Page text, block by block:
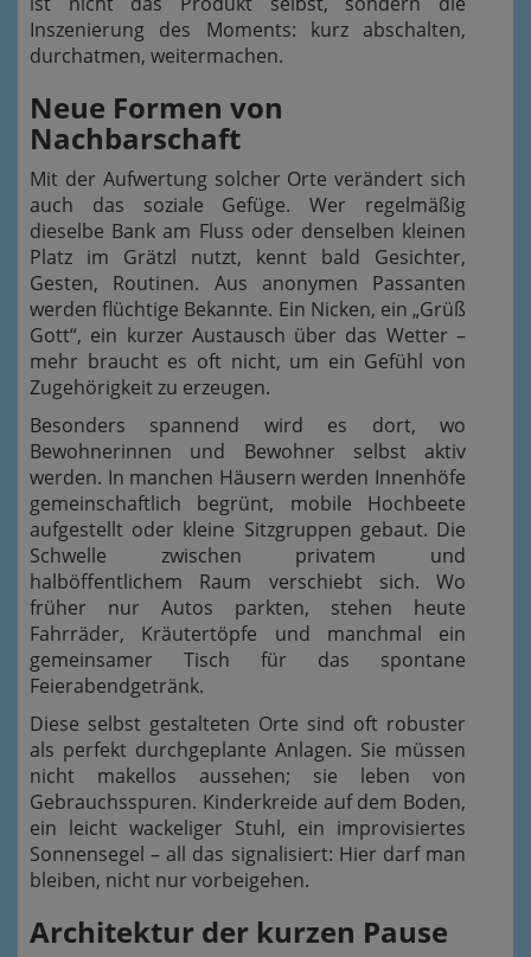
Inszenierung des Moments: kurz abschalten,
durchatmen, weitermachen.
Neue Formen von
Nachbarschaft
Mit der Aufwertung solcher Orte verändert sich
auch das soziale Gefüge. Wer regelmäßig
dieselbe Bank am Fluss oder denselben kleinen
Platz im Grätzl nutzt, kennt bald Gesichter,
Gesten, Routinen. Aus anonymen Passanten
werden flüchtige Bekannte. Ein Nicken, ein „Grüß
Gott“, ein kurzer Austausch über das Wetter –
mehr braucht es oft nicht, um ein Gefühl von
Zugehörigkeit zu erzeugen.
Besonders spannend wird es dort, wo
Bewohnerinnen und Bewohner selbst aktiv
werden. In manchen Häusern werden Innenhöfe
gemeinschaftlich begrünt, mobile Hochbeete
aufgestellt oder kleine Sitzgruppen gebaut. Die
Schwelle zwischen privatem und
halböffentlichem Raum verschiebt sich. Wo
früher nur Autos parkten, stehen heute
Fahrräder, Kräutertöpfe und manchmal ein
gemeinsamer Tisch für das spontane
Feierabendgetränk.
Diese selbst gestalteten Orte sind oft robuster
als perfekt durchgeplante Anlagen. Sie müssen
nicht makellos aussehen; sie leben von
Gebrauchsspuren. Kinderkreide auf dem Boden,
ein leicht wackeliger Stuhl, ein improvisiertes
Sonnensegel – all das signalisiert: Hier darf man
bleiben, nicht nur vorbeigehen.
Architektur der kurzen Pause